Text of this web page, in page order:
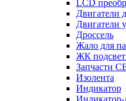
LCD
Двигатели
Двигатели
Дроссель
Жало для
ЖК
Запчасти
Изолента
Индикатор
Индикатор-